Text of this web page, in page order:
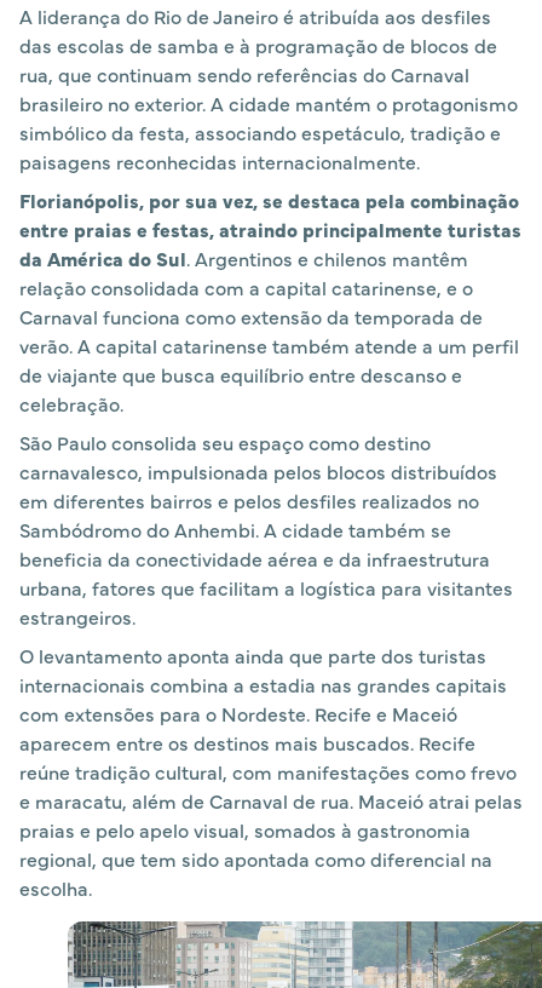
A liderança do Rio de Janeiro é atribuída aos desfiles
das escolas de samba e à programação de blocos de
rua, que continuam sendo referências do Carnaval
brasileiro no exterior. A cidade mantém o protagonismo
simbólico da festa, associando espetáculo, tradição e
paisagens reconhecidas internacionalmente.
Florianópolis, por sua vez, se destaca pela combinação
entre praias e festas, atraindo principalmente turistas
da América do Sul. Argentinos e chilenos mantêm
relação consolidada com a capital catarinense, e o
Carnaval funciona como extensão da temporada de
verão. A capital catarinense também atende a um perfil
de viajante que busca equilíbrio entre descanso e
celebração.
São Paulo consolida seu espaço como destino
carnavalesco, impulsionada pelos blocos distribuídos
em diferentes bairros e pelos desfiles realizados no
Sambódromo do Anhembi. A cidade também se
beneficia da conectividade aérea e da infraestrutura
urbana, fatores que facilitam a logística para visitantes
estrangeiros.
O levantamento aponta ainda que parte dos turistas
internacionais combina a estadia nas grandes capitais
com extensões para o Nordeste. Recife e Maceió
aparecem entre os destinos mais buscados. Recife
reúne tradição cultural, com manifestações como frevo
e maracatu, além de Carnaval de rua. Maceió atrai pelas
praias e pelo apelo visual, somados à gastronomia
regional, que tem sido apontada como diferencial na
escolha.